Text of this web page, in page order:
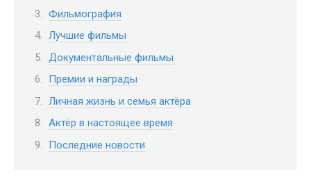
Фильмография
Лучшие фильмы
Документальные фильмы
Премии и награды
Личная жизнь и семья актёра
Актёр в настоящее время
Последние новости